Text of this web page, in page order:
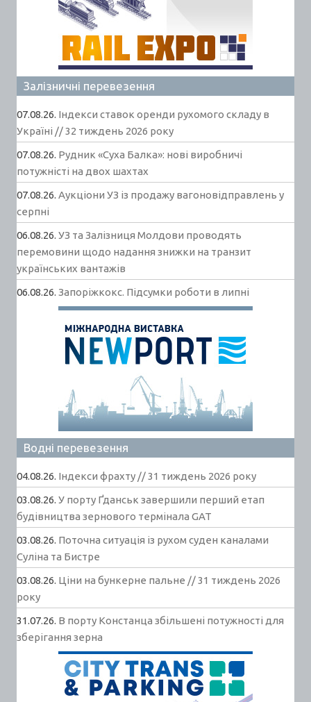
Залізничні перевезення
07.08.26. Індекси ставок оренди рухомого складу в
Україні // 32 тиждень 2026 року
07.08.26. Рудник «Суха Балка»: нові виробничі
потужністі на двох шахтах
07.08.26. Аукціони УЗ із продажу вагоновідправлень у
серпні
06.08.26. УЗ та Залізниця Молдови проводять
перемовини щодо надання знижки на транзит
українських вантажів
06.08.26. Запоріжкокс. Підсумки роботи в липні
Водні перевезення
04.08.26. Індекси фрахту // 31 тиждень 2026 року
03.08.26. У порту Ґданськ завершили перший етап
будівництва зернового термінала GAT
03.08.26. Поточна ситуація із рухом суден каналами
Суліна та Бистре
03.08.26. Ціни на бункерне пальне // 31 тиждень 2026
року
31.07.26. В порту Констанца збільшені потужності для
зберігання зерна